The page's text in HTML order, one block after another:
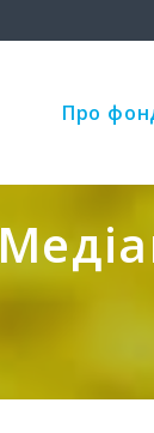
Про